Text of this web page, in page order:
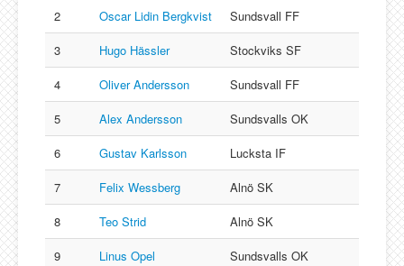
2
Oscar Lidin Bergkvist
Sundsvall FF
3
Hugo Hässler
Stockviks SF
4
Oliver Andersson
Sundsvall FF
5
Alex Andersson
Sundsvalls OK
6
Gustav Karlsson
Lucksta IF
7
Felix Wessberg
Alnö SK
8
Teo Strid
Alnö SK
9
Linus Opel
Sundsvalls OK